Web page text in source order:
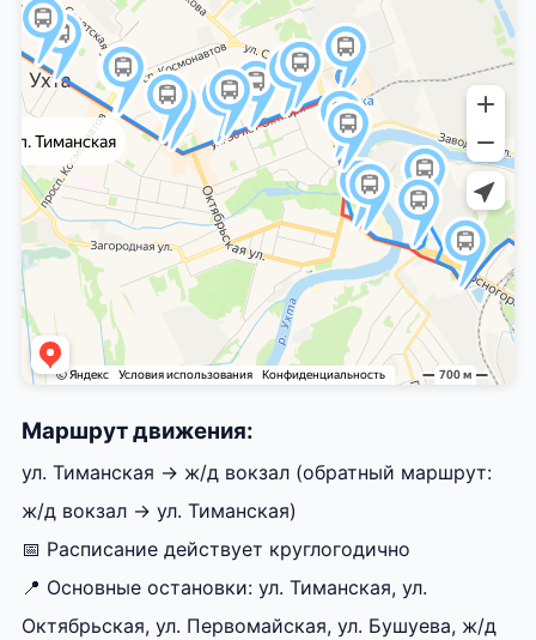
Маршрут движения:
ул. Тиманская → ж/д вокзал (обратный маршрут:
ж/д вокзал → ул. Тиманская)
📅 Расписание действует круглогодично
📍 Основные остановки: ул. Тиманская, ул.
Октябрьская, ул. Первомайская, ул. Бушуева, ж/д